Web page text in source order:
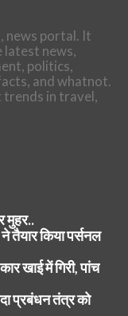
news portal. It
latest news,
politics,
and whatnot.
trends in travel,
मुहर..
तैयार किया पर्सनल
खाई में गिरी, पांच
प्रबंधन तंत्र को